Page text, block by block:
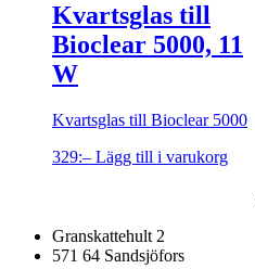
Kvartsglas till
Bioclear 5000, 11
W
Kvartsglas till Bioclear 5000
329:– Lägg till i varukorg
Granskattehult 2
571 64 Sandsjöfors